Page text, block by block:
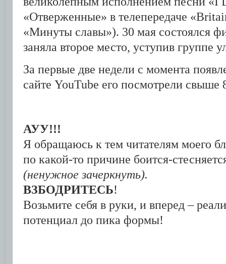
«Отверженные» в телепередаче
«Минуты славы»). 30 мая состоялся
заняла второе место, уступив группе
За первые две недели с момента
сайте YouTube его посмотрели свыше
АУУ!!!
Я обращаюсь к тем читателям моего
по какой-то причине боится-
(ненужное зачеркнуть).
ВЗБОДРИТЕСЬ!
Возьмите себя в руки, и вперед –
потенциал до пика формы!